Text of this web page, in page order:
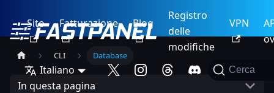
Sito Fatturazione Blog
Registro
delle
modifiche
VPN
Italiano Cerca
CLI Database
In questa pagina